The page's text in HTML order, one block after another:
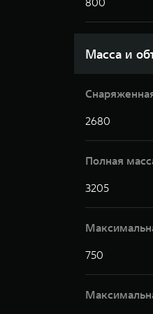
Масса и
2680
Полная
3205
750